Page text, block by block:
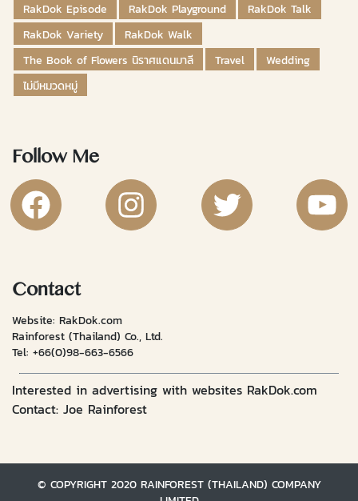
RakDok Episode
RakDok Playground
RakDok Talk
RakDok Variety
RakDok Walk
The Book of Flowers นิราศแดนมาลี
Travel
Wedding
ไม่มีหมวดหมู่
Follow Me
RakDok Channel FacebookRakDok Channel Instagram
RakDok Twitter Rakdok
Contact
Website: RakDok.com
Rainforest (Thailand) Co., Ltd.
Tel: +66(0)98-663-6566
Interested in advertising with websites RakDok.com
Contact: Joe Rainforest
© COPYRIGHT 2020 RAINFOREST (THAILAND) COMPANY